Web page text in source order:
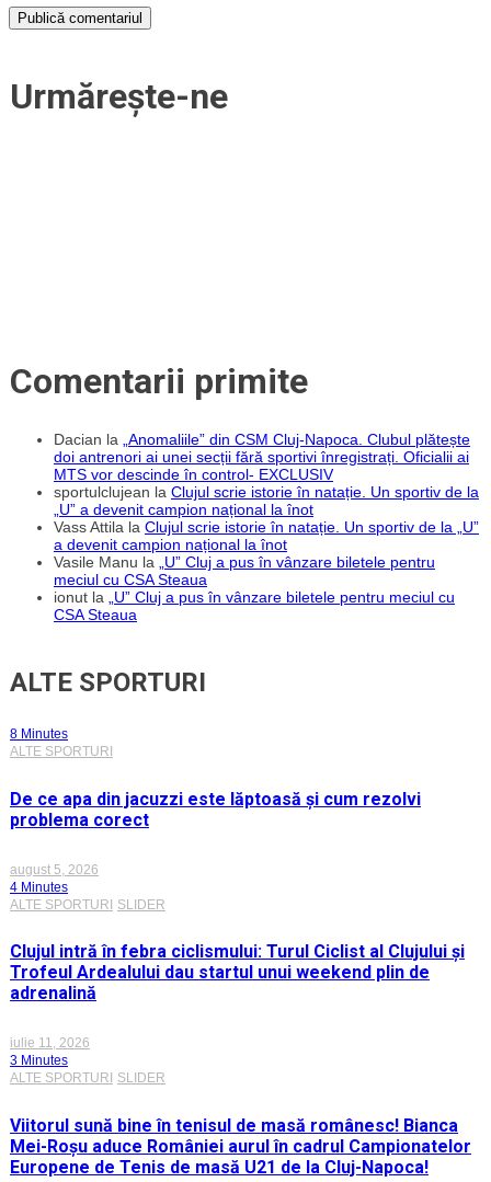
Urmărește-ne
Comentarii primite
Dacian la „Anomaliile” din CSM Cluj-Napoca. Clubul plătește
doi antrenori ai unei secții fără sportivi înregistrați. Oficialii ai
MTS vor descinde în control- EXCLUSIV
sportulclujean la Clujul scrie istorie în natație. Un sportiv de la
„U” a devenit campion național la înot
Vass Attila la Clujul scrie istorie în natație. Un sportiv de la „U”
a devenit campion național la înot
Vasile Manu la „U” Cluj a pus în vânzare biletele pentru
meciul cu CSA Steaua
ionut la „U” Cluj a pus în vânzare biletele pentru meciul cu
CSA Steaua
ALTE SPORTURI
8 Minutes
ALTE SPORTURI
De ce apa din jacuzzi este lăptoasă și cum rezolvi
problema corect
august 5, 2026
4 Minutes
ALTE SPORTURI SLIDER
Clujul intră în febra ciclismului: Turul Ciclist al Clujului și
Trofeul Ardealului dau startul unui weekend plin de
adrenalină
iulie 11, 2026
3 Minutes
ALTE SPORTURI
SLIDER
Viitorul sună bine în tenisul de masă românesc! Bianca
Mei-Roșu aduce României aurul în cadrul Campionatelor
Europene de Tenis de masă U21 de la Cluj-Napoca!